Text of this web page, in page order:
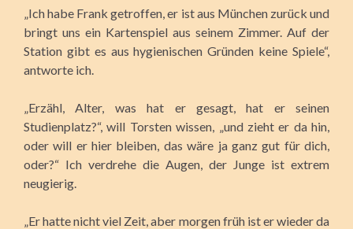
„Ich habe Frank getroffen, er ist aus München zurück und
bringt uns ein Kartenspiel aus seinem Zimmer. Auf der
Station gibt es aus hygienischen Gründen keine Spiele“,
antworte ich.
„Erzähl, Alter, was hat er gesagt, hat er seinen
Studienplatz?“, will Torsten wissen, „und zieht er da hin,
oder will er hier bleiben, das wäre ja ganz gut für dich,
oder?“ Ich verdrehe die Augen, der Junge ist extrem
neugierig.
„Er hatte nicht viel Zeit, aber morgen früh ist er wieder da